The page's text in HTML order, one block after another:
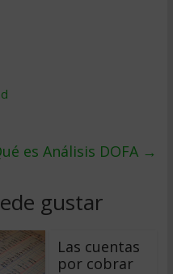
es Análisis DOFA →
gustar
Las cuentas
por cobrar